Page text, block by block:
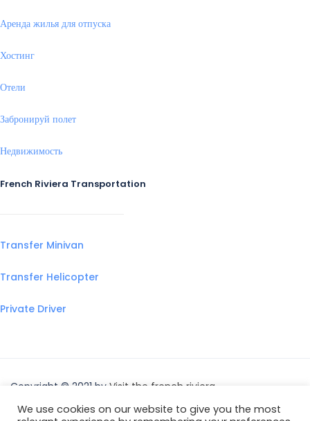
Аренда жилья для отпуска
Хостинг
Отели
Забронируй полет
Недвижимость
French Riviera Transportation
Transfer Minivan
Transfer Helicopter
Private Driver
Copyright © 2021 by Visit the french riviera
We use cookies on our website to give you the most